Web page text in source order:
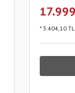
* 3.404,10